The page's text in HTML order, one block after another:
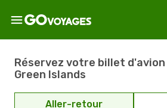
Réservez votre billet
Green Islands
Aller-retour